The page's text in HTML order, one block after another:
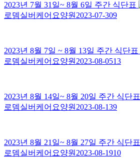
2023년 7월 31일~ 8월 6일 주간 식단표
로뎀실버케어요양원 2023-07-309
2023년 8월 7일 ~ 8월 13일 주간 식단표
로뎀실버케어요양원 2023-08-0513
2023년 8월 14일~ 8월 20일 주간 식단표
로뎀실버케어요양원 2023-08-139
2023년 8월 21일~ 8월 27일 주간 식단표
로뎀실버케어요양원 2023-08-1910